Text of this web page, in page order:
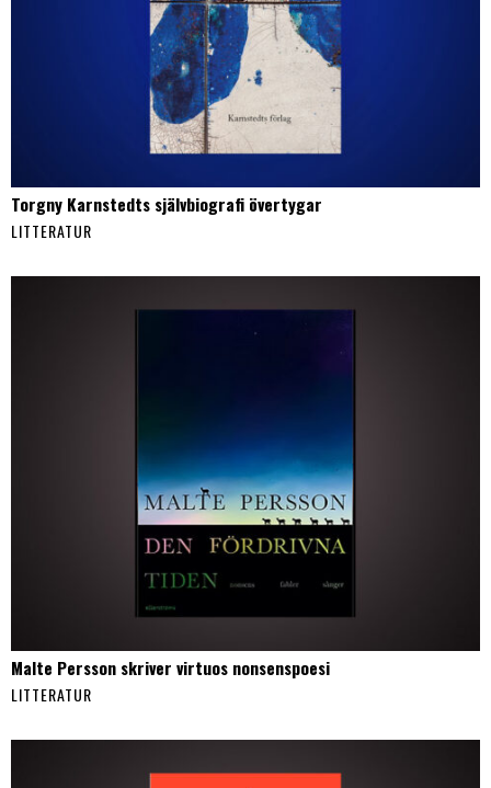
Torgny Karnstedts självbiografi övertygar
LITTERATUR
Malte Persson skriver virtuos nonsenspoesi
LITTERATUR